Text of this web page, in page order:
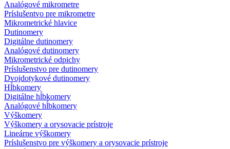
Analógové mikrometre
Príslušentvo pre mikrometre
Mikrometrické hlavice
Dutinomery
Digitálne dutinomery
Analógové dutinomery
Mikrometrické odpichy
Príslušenstvo pre dutinomery
Dvojdotykové dutinomery
Hĺbkomery
Digitálne hĺbkomery
Analógové hĺbkomery
Výškomery
Výškomery a orysovacie prístroje
Lineárne výškomery
Príslušenstvo pre výškomery a orysovacie prístroje